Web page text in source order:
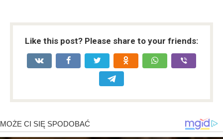
Like this post? Please share to your friends: